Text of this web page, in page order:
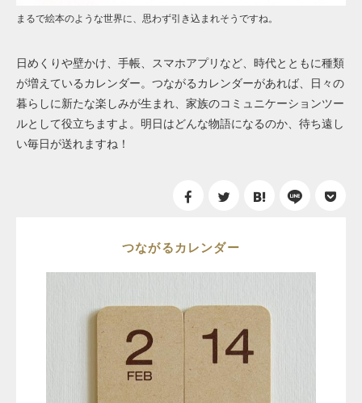
まるで絵本のような世界に、思わず引き込まれそうですね。
日めくりや壁かけ、手帳、スマホアプリなど、時代とともに種類
が増えているカレンダー。つながるカレンダーがあれば、日々の
暮らしに新たな楽しみが生まれ、家族のコミュニケーションツー
ルとして役立ちますよ。明日はどんな物語になるのか、待ち遠し
い毎日が送れますね！
つながるカレンダー